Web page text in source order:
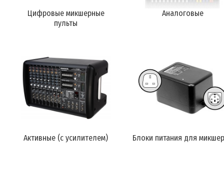
Цифровые микшерные
пульты
Аналоговые
Активные (с усилителем) Блоки питания для